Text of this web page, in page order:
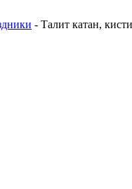
- Талит катан,